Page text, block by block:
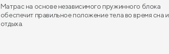
Матрас на основе независимого пружинного блока
обеспечит правильное положение тела во время сна и
отдыха.